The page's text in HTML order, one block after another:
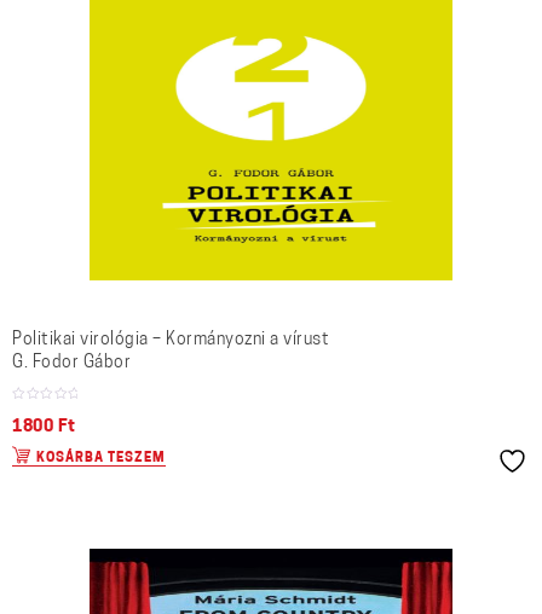
Politikai virológia – Kormányozni a vírust
G. Fodor Gábor
1800 Ft
KOSÁRBA TESZEM